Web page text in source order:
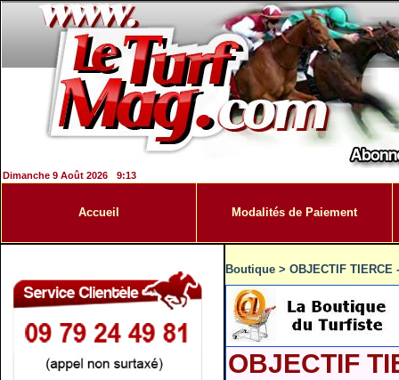
Dimanche 9 Août 2026 9:13
Accueil Modalités de Paiement
Boutique >OBJECTIF
OBJECTIF